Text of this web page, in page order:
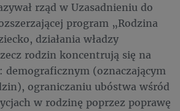
rząd w Uzasadnieniu do
program „Rodzina
działania władzy
rodzin koncentrują się na
demograficznym (oznaczającym
ograniczaniu ubóstwa wśród
w rodzinę poprzez poprawę